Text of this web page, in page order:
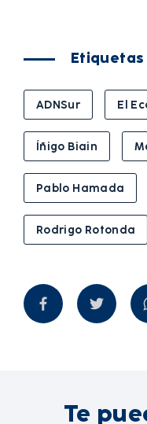
Etiquetas
ADNSur El
Íñigo Biain
Pablo Hamada
Rodrigo Rotonda
Te